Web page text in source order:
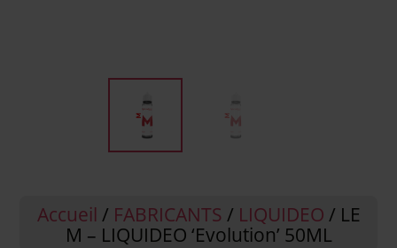
Accueil / FABRICANTS / LIQUIDEO / LE
M – LIQUIDEO ‘Evolution’ 50ML